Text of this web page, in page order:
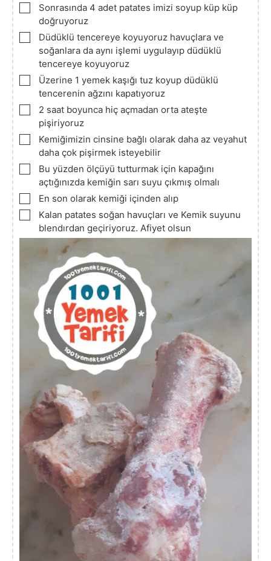
▢
Sonrasında 4 adet patates imizi soyup küp küp
doğruyoruz
▢
Düdüklü tencereye koyuyoruz havuçlara ve
soğanlara da aynı işlemi uygulayıp düdüklü
tencereye koyuyoruz
▢
Üzerine 1 yemek kaşığı tuz koyup düdüklü
tencerenin ağzını kapatıyoruz
▢
2 saat boyunca hiç açmadan orta ateşte
pişiriyoruz
▢
Kemiğimizin cinsine bağlı olarak daha az veyahut
daha çok pişirmek isteyebilir
▢
Bu yüzden ölçüyü tutturmak için kapağını
açtığınızda kemiğin sarı suyu çıkmış olmalı
▢
En son olarak kemiği içinden alıp
▢
Kalan patates soğan havuçları ve Kemik suyunu
blendırdan geçiriyoruz. Afiyet olsun